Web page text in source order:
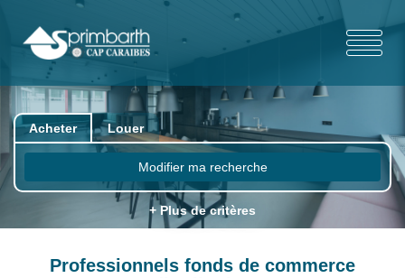
Acheter Louer
Modifier ma recherche
+ Plus de critères
Professionnels fonds de commerce